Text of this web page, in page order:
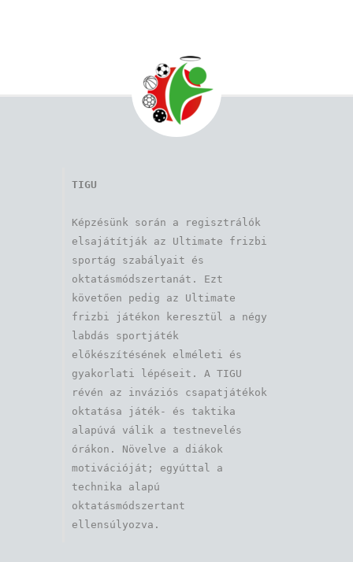
TIGU
Képzésünk során a regisztrálók
elsajátítják az Ultimate frizbi
sportág szabályait és
oktatásmódszertanát. Ezt
követően pedig az Ultimate
frizbi játékon keresztül a négy
labdás sportjáték
előkészítésének elméleti és
gyakorlati lépéseit. A TIGU
révén az inváziós csapatjátékok
oktatása játék- és taktika
alapúvá válik a testnevelés
órákon. Növelve a diákok
motivációját; egyúttal a
technika alapú
oktatásmódszertant
ellensúlyozva.